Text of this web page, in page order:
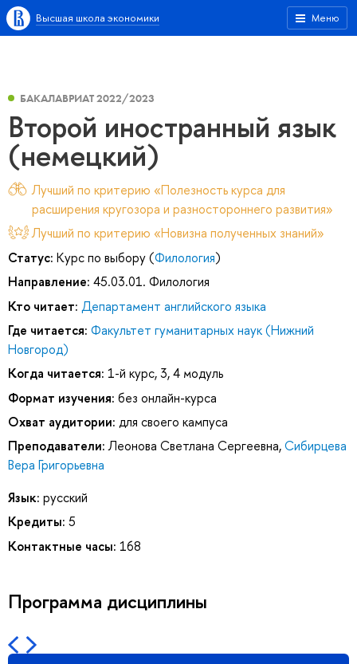
Меню
Высшая школа экономики
БАКАЛАВРИАТ 2022/2023
Второй иностранный язык
(немецкий)
Лучший по критерию «Полезность курса для
расширения кругозора и разностороннего развития»
Лучший по критерию «Новизна полученных знаний»
Статус: Курс по выбору (Филология)
Направление: 45.03.01. Филология
Кто читает: Департамент английского языка
Где читается: Факультет гуманитарных наук (Нижний
Новгород)
Когда читается: 1-й курс, 3, 4 модуль
Формат изучения: без онлайн-курса
Охват аудитории: для своего кампуса
Преподаватели: Леонова Светлана Сергеевна,Сибирцева
Вера Григорьевна
Язык: русский
Кредиты: 5
Контактные часы: 168
Программа дисциплины